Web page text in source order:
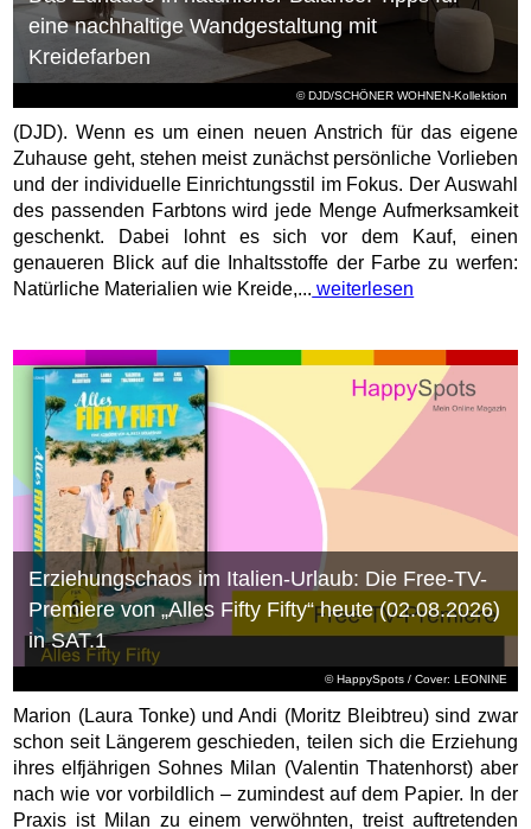
© DJD/SCHÖNER WOHNEN-Kollektion
eine nachhaltige Wandgestaltung mit
Kreidefarben
(DJD). Wenn es um einen neuen Anstrich für das eigene
Zuhause geht, stehen meist zunächst persönliche Vorlieben
und der individuelle Einrichtungsstil im Fokus. Der Auswahl
des passenden Farbtons wird jede Menge Aufmerksamkeit
geschenkt. Dabei lohnt es sich vor dem Kauf, einen
genaueren Blick auf die Inhaltsstoffe der Farbe zu werfen:
Natürliche Materialien wie Kreide,... weiterlesen
© HappySpots / Cover: LEONINE
Erziehungschaos im Italien-Urlaub: Die Free-TV-
Premiere von „Alles Fifty Fifty“ heute (02.08.2026)
in SAT.1
Marion (Laura Tonke) und Andi (Moritz Bleibtreu) sind zwar
schon seit Längerem geschieden, teilen sich die Erziehung
ihres elfjährigen Sohnes Milan (Valentin Thatenhorst) aber
nach wie vor vorbildlich – zumindest auf dem Papier. In der
Praxis ist Milan zu einem verwöhnten, treist auftretenden